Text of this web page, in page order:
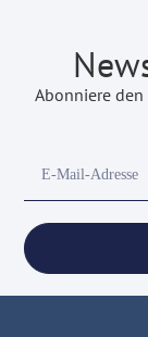
Abonniere